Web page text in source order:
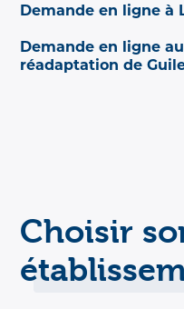
Demande en ligne à
Demande en ligne
réadaptation de
Choisir